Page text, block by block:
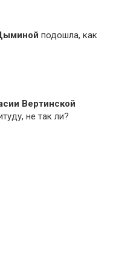
подошла, как
Вертинской
не так ли?